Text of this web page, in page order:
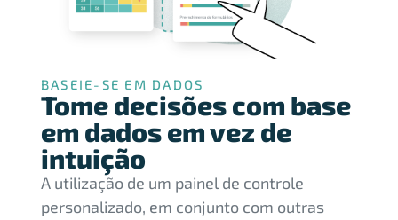
BASEIE-SE EM DADOS
Tome decisões com base
em dados em vez de
intuição
A utilização de um painel de controle
personalizado, em conjunto com outras